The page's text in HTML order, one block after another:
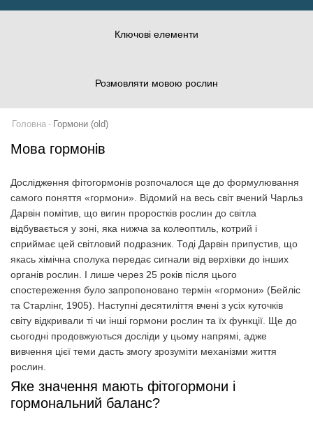
Ключові елементи
Розмовляти мовою рослин
Головна Гормони (old)
Мова гормонів
Дослідження фітогормонів розпочалося ще до формулювання
самого поняття «гормони». Відомий на весь світ вчений Чарльз
Дарвін помітив, що вигин проростків рослин до світла
відбувається у зоні, яка нижча за колеоптиль, котрий і
сприймає цей світловий подразник. Тоді Дарвін припустив, що
якась хімічна сполука передає сигнали від верхівки до інших
органів рослин. І лише через 25 років після цього
спостереження було запропоновано термін «гормони» (Бейліс
та Старлінг, 1905). Наступні десятиліття вчені з усіх куточків
світу відкривали ті чи інші гормони рослин та їх функції. Ще до
сьогодні продовжуються досліди у цьому напрямі, адже
вивчення цієї теми дасть змогу зрозуміти механізми життя
рослин.
Яке значення мають фітогормони і
гормональний баланс?